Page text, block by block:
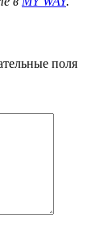
поля